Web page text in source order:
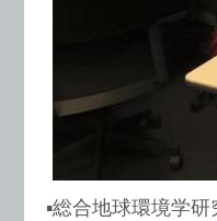
▪︎総合地球環境学